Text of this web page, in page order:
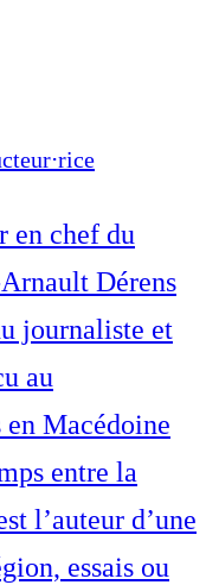
en chef du
Dérens
journaliste et
au
Macédoine
entre la
l’auteur d’une
essais ou